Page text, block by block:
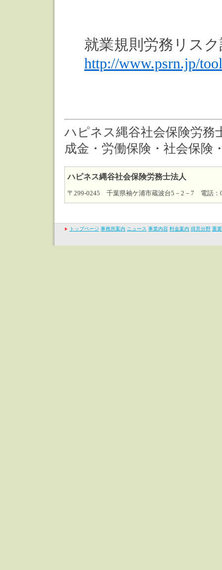
就業規則労務リス
http://www.psrn.jp/
ハピネス縄谷社会保険労務
成金・労働保険・社会保険
ハピネス縄谷社会保険労務士法人
〒299-0245 千葉県袖ケ浦市蔵波台5－2－7 電話：
トップページ 事務所案内 ニュース 事業内容 料金案内 得意分野 重